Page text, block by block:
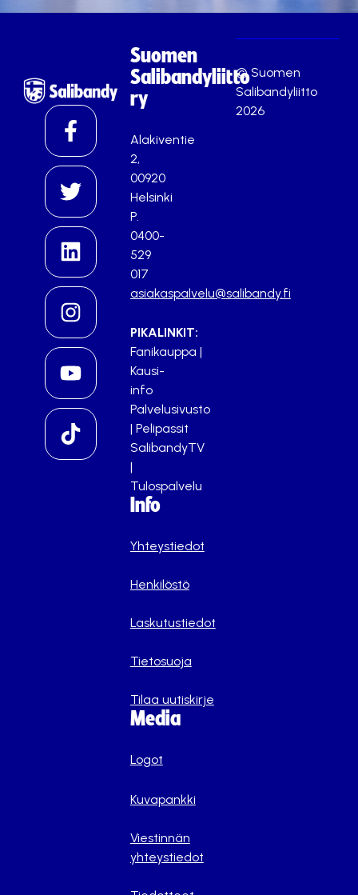
Suomen
Salibandyliitto
ry
Alakiventie
2,
00920
Helsinki
P.
0400-
529
017
asiakaspalvelu@salibandy.fi
PIKALINKIT:
Fanikauppa |
Kausi-
info
Palvelusivusto
| Pelipassit
SalibandyTV
|
Tulospalvelu
Info
Yhteystiedot
Henkilöstö
Laskutustiedot
Tietosuoja
Tilaa uutiskirje
Media
Logot
Kuvapankki
Viestinnän
yhteystiedot
© Suomen
Salibandyliitto
2026